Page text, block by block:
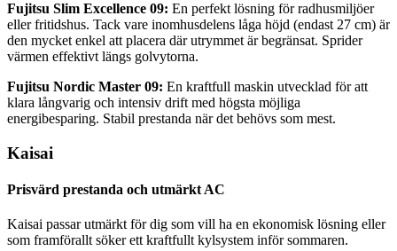
Fujitsu Slim Excellence 09: En perfekt lösning för radhusmiljöer
eller fritidshus. Tack vare inomhusdelens låga höjd (endast 27 cm) är
den mycket enkel att placera där utrymmet är begränsat. Sprider
värmen effektivt längs golvytorna.
Fujitsu Nordic Master 09: En kraftfull maskin utvecklad för att
klara långvarig och intensiv drift med högsta möjliga
energibesparing. Stabil prestanda när det behövs som mest.
Kaisai
Prisvärd prestanda och utmärkt AC
Kaisai passar utmärkt för dig som vill ha en ekonomisk lösning eller
som framförallt söker ett kraftfullt kylsystem inför sommaren.